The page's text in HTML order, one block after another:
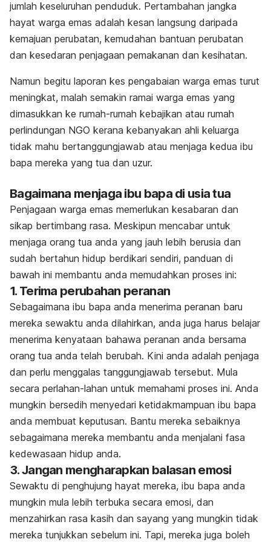
jumlah keseluruhan penduduk. Pertambahan jangka
hayat warga emas adalah kesan langsung daripada
kemajuan perubatan, kemudahan bantuan perubatan
dan kesedaran penjagaan pemakanan dan kesihatan.
Namun begitu laporan kes pengabaian warga emas turut
meningkat, malah semakin ramai warga emas yang
dimasukkan ke rumah-rumah kebajikan atau rumah
perlindungan NGO kerana kebanyakan ahli keluarga
tidak mahu bertanggungjawab atau menjaga kedua ibu
bapa mereka yang tua dan uzur.
Bagaimana menjaga ibu bapa di usia tua
Penjagaan warga emas memerlukan kesabaran dan
sikap bertimbang rasa. Meskipun mencabar untuk
menjaga orang tua anda yang jauh lebih berusia dan
sudah bertahun hidup berdikari sendiri, panduan di
bawah ini membantu anda memudahkan proses ini:
1. Terima perubahan peranan
Sebagaimana ibu bapa anda menerima peranan baru
mereka sewaktu anda dilahirkan, anda juga harus belajar
menerima kenyataan bahawa peranan anda bersama
orang tua anda telah berubah. Kini anda adalah penjaga
dan perlu menggalas tanggungjawab tersebut. Mula
secara perlahan-lahan untuk memahami proses ini. Anda
mungkin bersedih menyedari ketidakmampuan ibu bapa
anda membuat keputusan. Bantu mereka sebaiknya
sebagaimana mereka membantu anda menjalani fasa
kedewasaan hidup anda.
3. Jangan mengharapkan balasan emosi
Sewaktu di penghujung hayat mereka, ibu bapa anda
mungkin mula lebih terbuka secara emosi, dan
menzahirkan rasa kasih dan sayang yang mungkin tidak
mereka tunjukkan sebelum ini. Tapi, mereka juga boleh